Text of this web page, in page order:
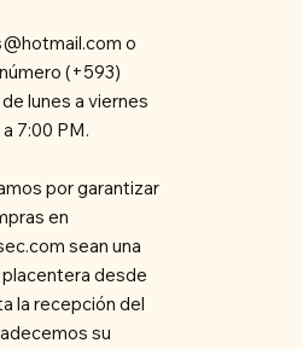
o
(+593)
lunes a viernes
7:00 PM.
por garantizar
en
sean una
desde
la recepción del
su